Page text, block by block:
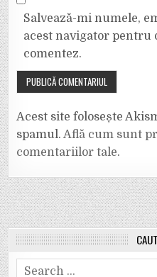
Salvează-mi numele,
acest navigator pentru
comentez.
Acest site folosește
spamul.Află cum sunt
comentariilor tale.
Search